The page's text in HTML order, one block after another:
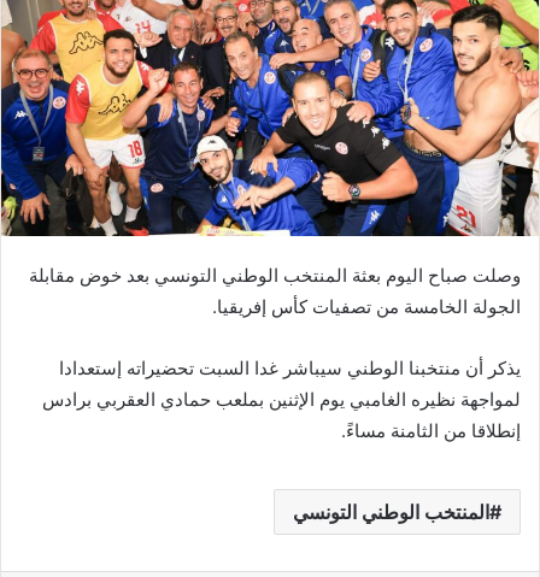
وصلت صباح اليوم بعثة المنتخب الوطني التونسي بعد خوض مقابلة
الجولة الخامسة من تصفيات كأس إفريقيا.
يذكر أن منتخبنا الوطني سيباشر غدا السبت تحضيراته إستعدادا
لمواجهة نظيره الغامبي يوم الإثنين بملعب حمادي العقربي برادس
إنطلاقا من الثامنة مساءً.
المنتخب الوطني التونسي